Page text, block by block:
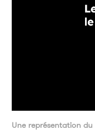
Une représentation du